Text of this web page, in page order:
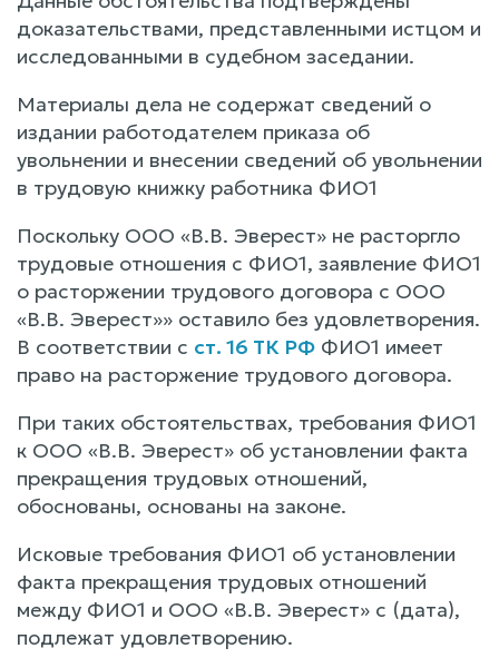
доказательствами, представленными истцом и
исследованными в судебном заседании.
Материалы дела не содержат сведений о
издании работодателем приказа об
увольнении и внесении сведений об увольнении
в трудовую книжку работника ФИО1
Поскольку ООО «В.В. Эверест» не расторгло
трудовые отношения с ФИО1, заявление ФИО1
о расторжении трудового договора с ООО
«В.В. Эверест»» оставило без удовлетворения.
В соответствии с ст. 16 ТК РФ ФИО1 имеет
право на расторжение трудового договора.
При таких обстоятельствах, требования ФИО1
к ООО «В.В. Эверест» об установлении факта
прекращения трудовых отношений,
обоснованы, основаны на законе.
Исковые требования ФИО1 об установлении
факта прекращения трудовых отношений
между ФИО1 и ООО «В.В. Эверест» с (дата),
подлежат удовлетворению.